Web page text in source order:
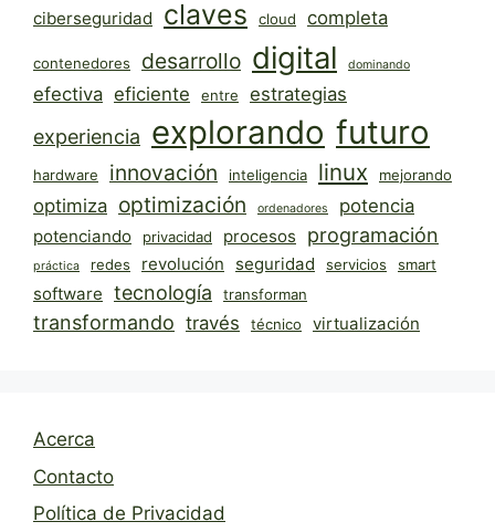
ciberseguridad claves cloud completa
contenedores desarrollo digital dominando
efectiva eficiente entre estrategias
experiencia explorando futuro
hardware innovación inteligencia linux mejorando
optimiza optimización ordenadores potencia
potenciando privacidad procesos programación
práctica redes revolución seguridad servicios smart
software tecnología transforman
transformando través técnico virtualización
Acerca
Contacto
Política de Privacidad